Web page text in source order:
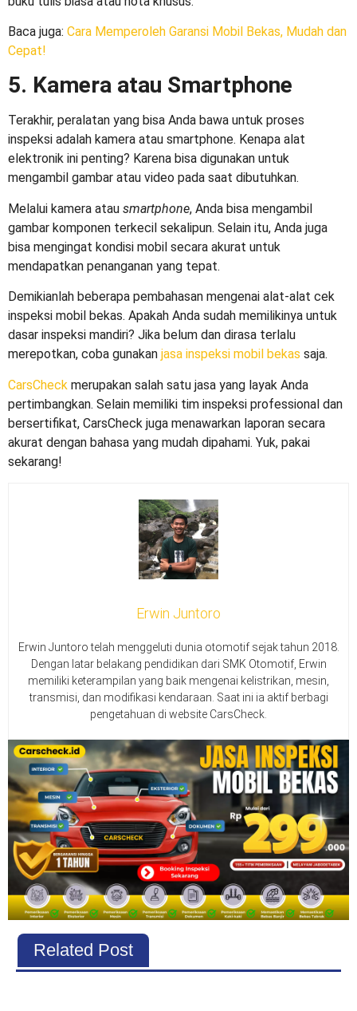
Baca juga: Cara Memperoleh Garansi Mobil Bekas, Mudah dan
Cepat!
5. Kamera atau Smartphone
Terakhir, peralatan yang bisa Anda bawa untuk proses
inspeksi adalah kamera atau smartphone. Kenapa alat
elektronik ini penting? Karena bisa digunakan untuk
mengambil gambar atau video pada saat dibutuhkan.
Melalui kamera atau smartphone, Anda bisa mengambil
gambar komponen terkecil sekalipun. Selain itu, Anda juga
bisa mengingat kondisi mobil secara akurat untuk
mendapatkan penanganan yang tepat.
Demikianlah beberapa pembahasan mengenai alat-alat cek
inspeksi mobil bekas. Apakah Anda sudah memilikinya untuk
dasar inspeksi mandiri? Jika belum dan dirasa terlalu
merepotkan, coba gunakan jasa inspeksi mobil bekas saja.
CarsCheck merupakan salah satu jasa yang layak Anda
pertimbangkan. Selain memiliki tim inspeksi professional dan
bersertifikat, CarsCheck juga menawarkan laporan secara
akurat dengan bahasa yang mudah dipahami. Yuk, pakai
sekarang!
Erwin Juntoro
Erwin Juntoro telah menggeluti dunia otomotif sejak tahun 2018.
Dengan latar belakang pendidikan dari SMK Otomotif, Erwin
memiliki keterampilan yang baik mengenai kelistrikan, mesin,
transmisi, dan modifikasi kendaraan. Saat ini ia aktif berbagi
pengetahuan di website CarsCheck.
Related Post